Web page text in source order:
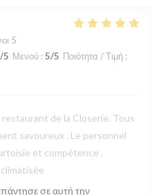
5
/5 Μενού : 5/5 Ποιότητα / Τιμή :
de la Closerie. Tous
savoureux . Le personnel
et compétence .
σε αυτή την